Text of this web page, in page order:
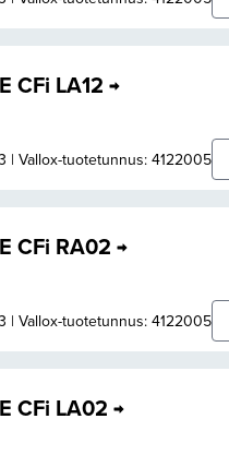
CFi LA12
| Vallox-tuotetunnus: 4122005
CFi RA02
| Vallox-tuotetunnus: 4122005
CFi LA02